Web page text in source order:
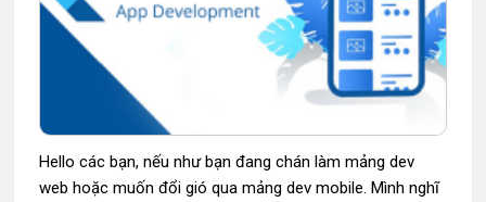
Hello các bạn, nếu như bạn đang chán làm mảng dev
web hoặc muốn đổi gió qua mảng dev mobile. Mình nghĩ